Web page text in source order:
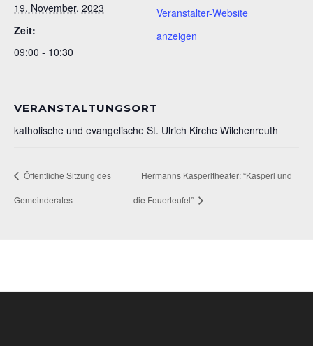
19. November, 2023
Zeit:
09:00 - 10:30
Veranstalter-Website
anzeigen
VERANSTALTUNGSORT
katholische und evangelische St. Ulrich Kirche Wilchenreuth
Öffentliche Sitzung des
Gemeinderates
Hermanns Kasperltheater: “Kasperl und
die Feuerteufel”